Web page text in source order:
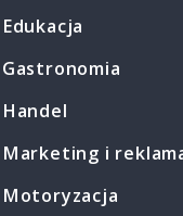
Edukacja
Gastronomia
Handel
Marketing i
Motoryzacja